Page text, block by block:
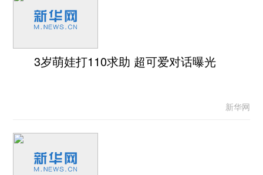
3岁萌娃打110求助 超可爱对话曝光
新华网